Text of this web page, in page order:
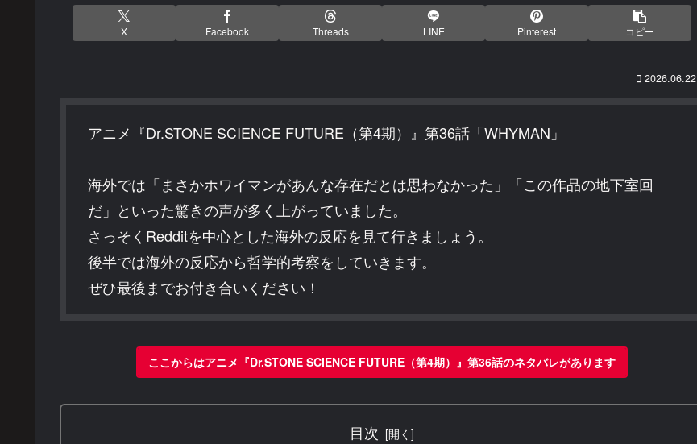
X Facebook Threads LINE Pinterest コピー
2026.06.22
アニメ『Dr.STONE SCIENCE FUTURE（第4期）』第36話「WHYMAN」
海外では「まさかホワイマンがあんな存在だとは思わなかった」「この作品の地下室回
だ」といった驚きの声が多く上がっていました。
さっそくRedditを中心とした海外の反応を見て行きましょう。
後半では海外の反応から哲学的考察をしていきます。
ぜひ最後までお付き合いください！
ここからはアニメ『Dr.STONE SCIENCE FUTURE（第4期）』第36話のネタバレがあります
目次